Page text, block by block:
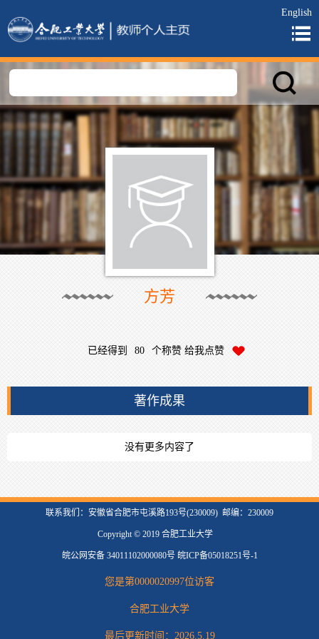
English
方芳
已经得到 80 个称赞 给我点赞
著作成果
没有更多内容了
联系我们：安徽省合肥市屯溪路193号(230009) 邮编：230009
Copyright © 2019 合肥工业大学
皖公网安备 34011102000080号 皖ICP备05018251号-1
您是第0000020997位访客
合肥工业大学
最后更新时间： 2026.5.19